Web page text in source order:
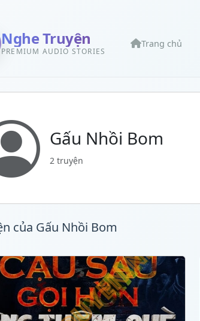
Nghe Truyện
PREMIUM AUDIO STORIES
Trang chủ
Gấu Nhồi Bom
2 truyện
của Gấu Nhồi Bom